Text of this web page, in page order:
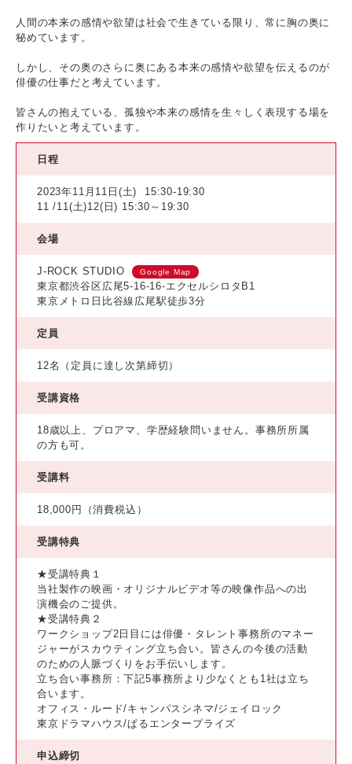
人間の本来の感情や欲望は社会で生きている限り、常に胸の奥に
秘めています。
しかし、その奥のさらに奥にある本来の感情や欲望を伝えるのが
俳優の仕事だと考えています。
皆さんの抱えている、孤独や本来の感情を生々しく表現する場を
作りたいと考えています。
日程
2023年11月11日(土)
15:30-19:30
11 /11(土)12(日) 15:30～19:30
会場
J-ROCK STUDIO Google Map
東京都渋谷区広尾5-16-16-エクセルシロタB1
東京メトロ日比谷線広尾駅徒歩3分
定員
12名（定員に達し次第締切）
受講資格
18歳以上、プロアマ、学歴経験問いません。事務所所属
の方も可。
受講料
18,000円（消費税込）
受講特典
★受講特典１
当社製作の映画・オリジナルビデオ等の映像作品への出
演機会のご提供。
★受講特典２
ワークショップ2日目には俳優・タレント事務所のマネー
ジャーがスカウティング立ち合い。皆さんの今後の活動
のための人脈づくりをお手伝いします。
立ち合い事務所：下記5事務所より少なくとも1社は立ち
合います。
オフィス・ルード/キャンパスシネマ/ジェイロック
東京ドラマハウス/ぱるエンタープライズ
申込締切